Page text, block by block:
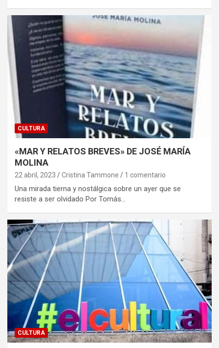
CULTURA
«MAR Y RELATOS BREVES» DE JOSÉ MARÍA
MOLINA
22 abril, 2023 Cristina Tammone 1 comentario
Una mirada tierna y nostálgica sobre un ayer que se
resiste a ser olvidado Por Tomás…
CULTURA